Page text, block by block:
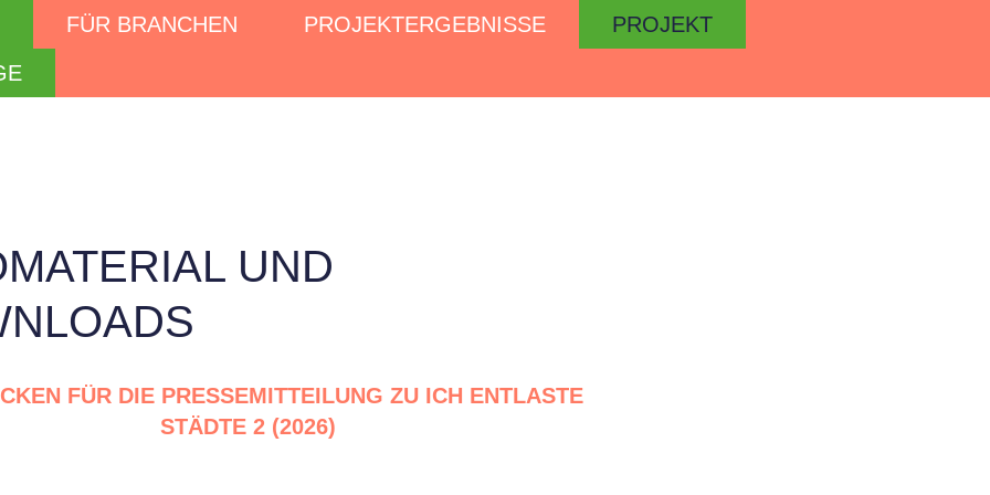
FÜR BRANCHEN PROJEKTERGEBNISSE
PROJEKT
UND
FÜR DIE PRESSEMITTEILUNG ZU ICH ENTLASTE
STÄDTE 2 (2026)